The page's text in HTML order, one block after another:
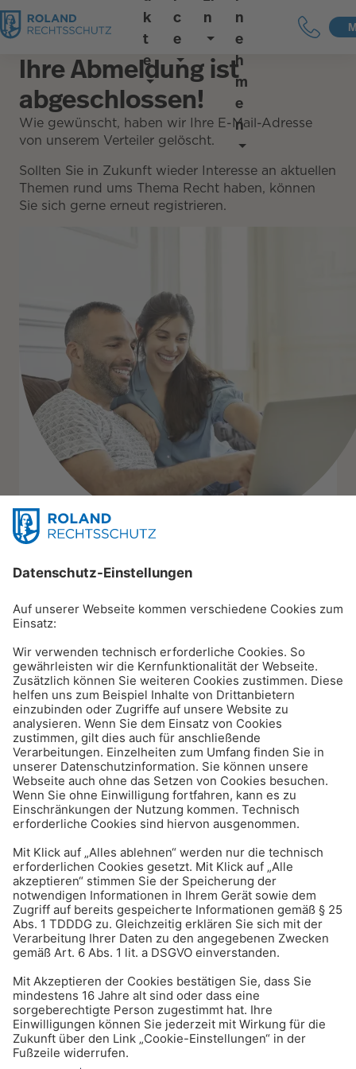
k
t
e
c
e
n
n
e
h
m
e
n
Ihre Abmeldung ist
abgeschlossen!
Wie gewünscht, haben wir Ihre E-Mail-Adresse
von unserem Verteiler gelöscht.
Sollten Sie in Zukunft wieder Interesse an aktuellen
Themen rund ums Thema Recht haben, können
Sie sich gerne erneut registrieren.
Produkte
Beratung
Service
Unternehmen
4,8